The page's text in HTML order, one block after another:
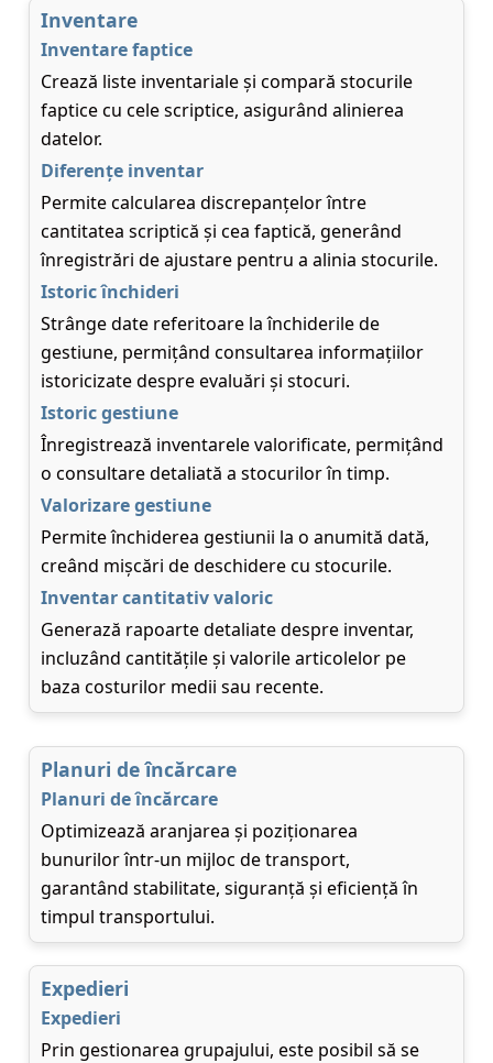
Inventare
Inventare faptice
Crează liste inventariale și compară stocurile
faptice cu cele scriptice, asigurând alinierea
datelor.
Diferențe inventar
Permite calcularea discrepanțelor între
cantitatea scriptică și cea faptică, generând
înregistrări de ajustare pentru a alinia stocurile.
Istoric închideri
Strânge date referitoare la închiderile de
gestiune, permițând consultarea informațiilor
istoricizate despre evaluări și stocuri.
Istoric gestiune
Înregistrează inventarele valorificate, permițând
o consultare detaliată a stocurilor în timp.
Valorizare gestiune
Permite închiderea gestiunii la o anumită dată,
creând mișcări de deschidere cu stocurile.
Inventar cantitativ valoric
Generază rapoarte detaliate despre inventar,
incluzând cantitățile și valorile articolelor pe
baza costurilor medii sau recente.
Planuri de încărcare
Planuri de încărcare
Optimizează aranjarea și poziționarea
bunurilor într-un mijloc de transport,
garantând stabilitate, siguranță și eficiență în
timpul transportului.
Expedieri
Expedieri
Prin gestionarea grupajului, este posibil să se